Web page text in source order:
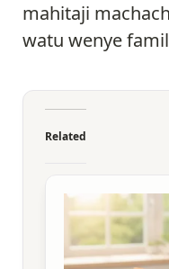
mahitaji
watu wenye
Related